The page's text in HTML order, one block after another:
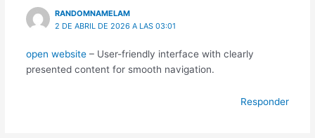
RANDOMNAMELAM
2 DE ABRIL DE 2026 A LAS 03:01
open website– User-friendly interface with clearly
presented content for smooth navigation.
Responder